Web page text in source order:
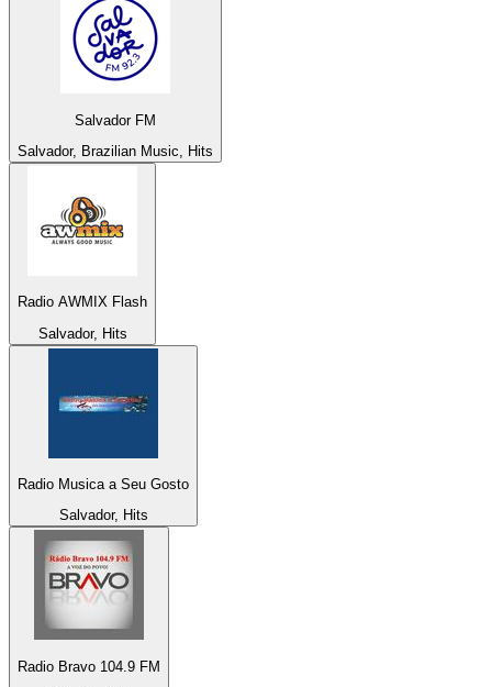
Salvador FM
Salvador, Brazilian Music, Hits
Radio AWMIX Flash
Salvador, Hits
Radio Musica a Seu Gosto
Salvador, Hits
Radio Bravo 104.9 FM